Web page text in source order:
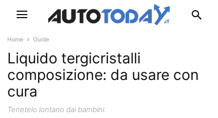
Home Guide
Liquido tergicristalli
composizione: da usare con
cura
Tenetelo lontano dai bambini.